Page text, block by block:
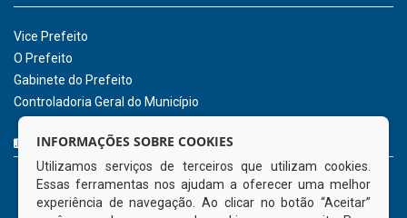
INSTITUCIONAL
CNPJ: 01.596.018/0001-60
000
Atendimento: 08:00hs às 14:00hs
(81) 98512-1231
gabinete@tamandare.pe.gov.br
INFORMAÇÕES SOBRE COOKIES
Utilizamos serviços de terceiros que utilizam cookies.
Essas ferramentas nos ajudam a oferecer uma melhor
experiência de navegação. Ao clicar no botão “Aceitar”